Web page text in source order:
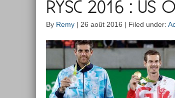
RYSC 2016 : US
By Remy | 26 août 2016 | Filed under: